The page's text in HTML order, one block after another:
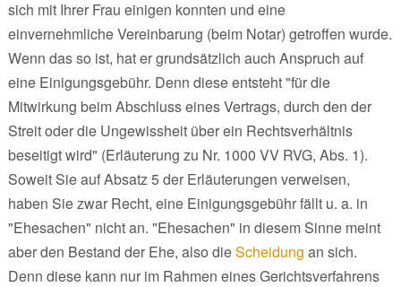
sich mit Ihrer Frau einigen konnten und eine
einvernehmliche Vereinbarung (beim Notar) getroffen wurde.
Wenn das so ist, hat er grundsätzlich auch Anspruch auf
eine Einigungsgebühr. Denn diese entsteht "für die
Mitwirkung beim Abschluss eines Vertrags, durch den der
Streit oder die Ungewissheit über ein Rechtsverhältnis
beseitigt wird" (Erläuterung zu Nr. 1000 VV RVG, Abs. 1).
Soweit Sie auf Absatz 5 der Erläuterungen verweisen,
haben Sie zwar Recht, eine Einigungsgebühr fällt u. a. in
"Ehesachen" nicht an. "Ehesachen" in diesem Sinne meint
aber den Bestand der Ehe, also dieScheidung an sich.
Denn diese kann nur im Rahmen eines Gerichtsverfahrens